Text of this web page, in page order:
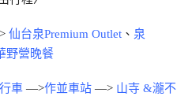
仙台泉Premium Outlet 、 泉
野營晚餐
車 —>作並車站 —> 山寺 &瀧不